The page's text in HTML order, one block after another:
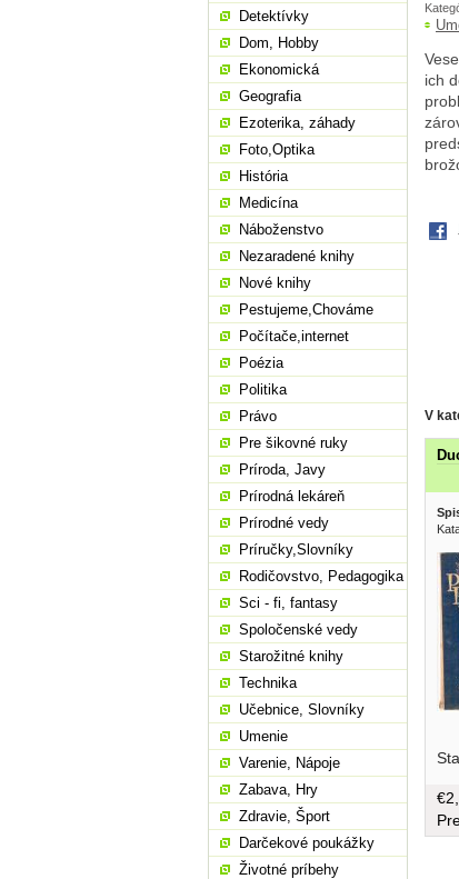
ich
V
Detektívky
Dom, Hobby
Ekonomická
Geografia
Ezoterika, záhady
Foto,Optika
História
Medicína
Náboženstvo
Nezaradené knihy
Nové knihy
Pestujeme,Chováme
Počítače,internet
Poézia
Politika
Právo
Pre šikovné ruky
Príroda, Javy
Prírodná lekáreň
Prírodné vedy
Príručky,Slovníky
Rodičovstvo, Pedagogika
Sci - fi, fantasy
Spoločenské vedy
Starožitné knihy
Technika
Učebnice, Slovníky
Umenie
Varenie, Nápoje
Zabava, Hry
Zdravie, Šport
Darčekové poukážky
Životné príbehy